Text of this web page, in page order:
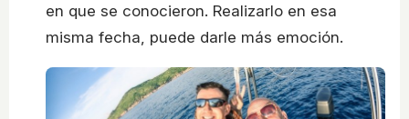
en que se conocieron. Realizarlo en esa
misma fecha, puede darle más emoción.